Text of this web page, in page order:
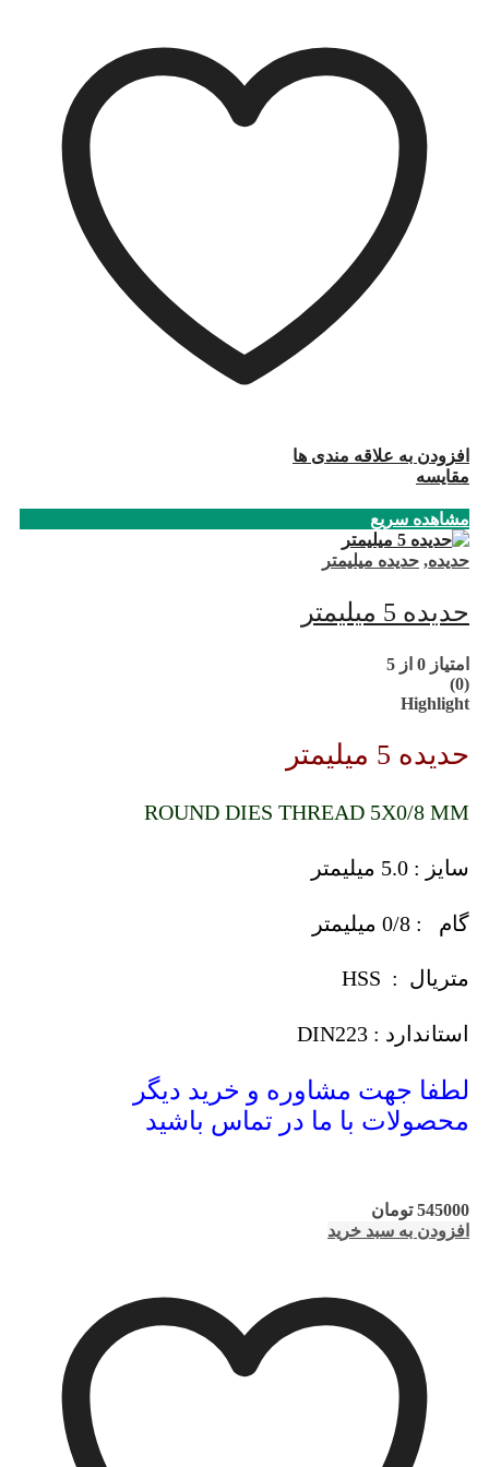
افزودن به علاقه مندی ها
مقایسه
مشاهده سریع
حدیده, حدیده میلیمتر
حدیده 5 میلیمتر
امتیاز 0 از 5
(0)
Highlight
حدیده 5 میلیمتر
ROUND DIES THREAD 5X0/8 MM
سایز : 5.0 میلیمتر
گام : 0/8 میلیمتر
متریال : HSS
استاندارد : DIN223
لطفا جهت مشاوره و خرید دیگر
محصولات با ما در تماس باشید
545000 تومان
افزودن به سبد خرید